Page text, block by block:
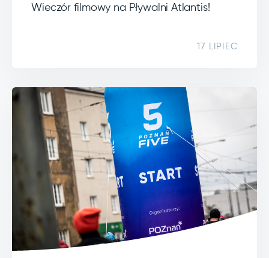
Wieczór filmowy na Pływalni Atlantis!
17 LIPIEC